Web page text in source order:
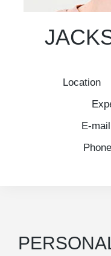
Location
E-